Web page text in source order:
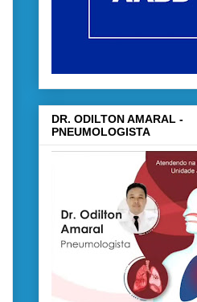
DR. ODILTON AMARAL -
PNEUMOLOGISTA